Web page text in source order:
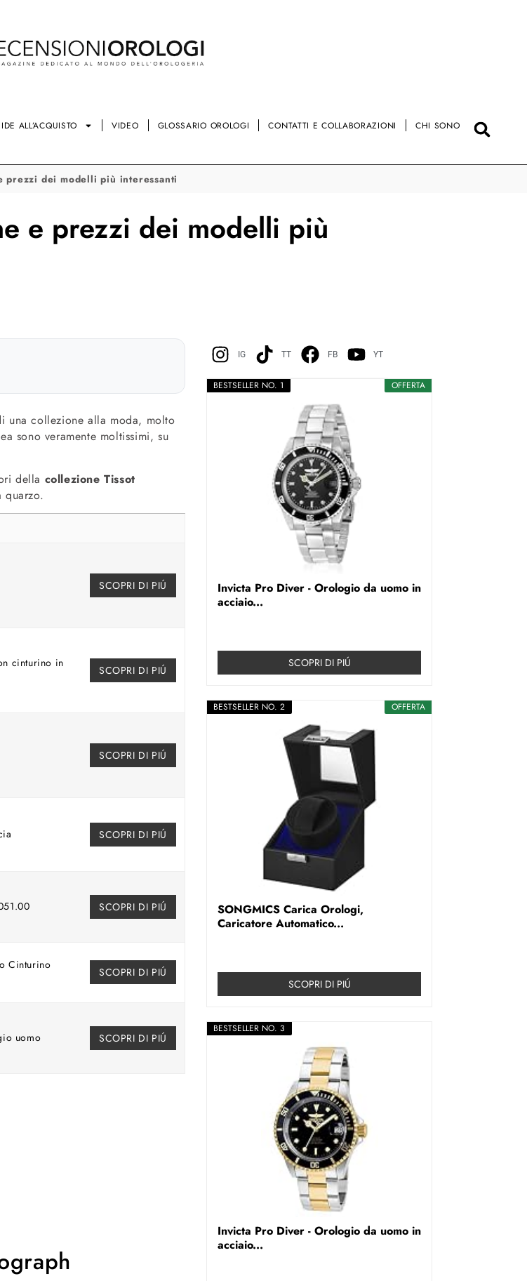
ALL’ACQUISTO VIDEO GLOSSARIO OROLOGI CONTATTI E COLLABORAZIONI CHI SONO
prezzi dei modelli più interessanti
e prezzi dei modelli più
una collezione alla moda, molto
sono veramente moltissimi, su
della collezione Tissot
quarzo.
SCOPRI DI PIÚ
cinturino in
SCOPRI DI PIÚ
SCOPRI DI PIÚ
SCOPRI DI PIÚ
SCOPRI DI PIÚ
Cinturino
SCOPRI DI PIÚ
uomo SCOPRI DI PIÚ
IG TT FB YT
OFFERTA
BESTSELLER NO. 1
Invicta Pro Diver - Orologio da uomo in
acciaio...
SCOPRI DI PIÚ
OFFERTA
BESTSELLER NO. 2
SONGMICS Carica Orologi,
Caricatore Automatico...
SCOPRI DI PIÚ
BESTSELLER NO. 3
Invicta Pro Diver - Orologio da uomo in
acciaio...